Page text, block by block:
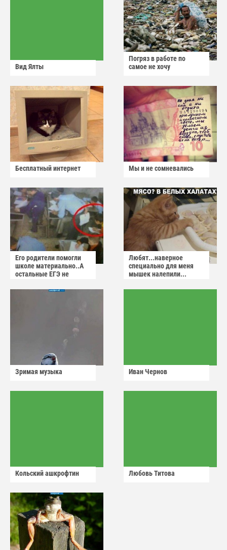
Вид Ялты
Погряз в работе по
самое не хочу
Бесплатный интернет Мы и не сомневались
Его родители помогли
школе материально..А
остальные ЕГЭ не
Любят...наверное
специально для меня
мышек налепили...
Зримая музыка Иван Чернов
Кольский ашкрофтин Любовь Титова